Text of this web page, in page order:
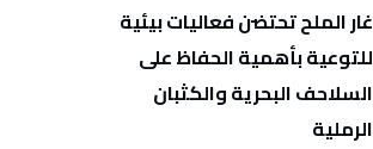
غار الملح تحتضن فعاليات بيئية
للتوعية بأهمية الحفاظ على
السلاحف البحرية والكثبان
الرملية